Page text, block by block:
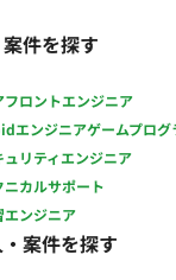
環境】 プログラミン
■ 働き方 ・ 稼働量：週5
方からのご参画をご検
お住まいでない方に
する目的として、上
でご参画いただくこ
お待ちしております。
件を探す
フロントエンジニア
エンジニアゲームプロ
ュリティエンジニア
カルサポート
ンジニア
案件を探す